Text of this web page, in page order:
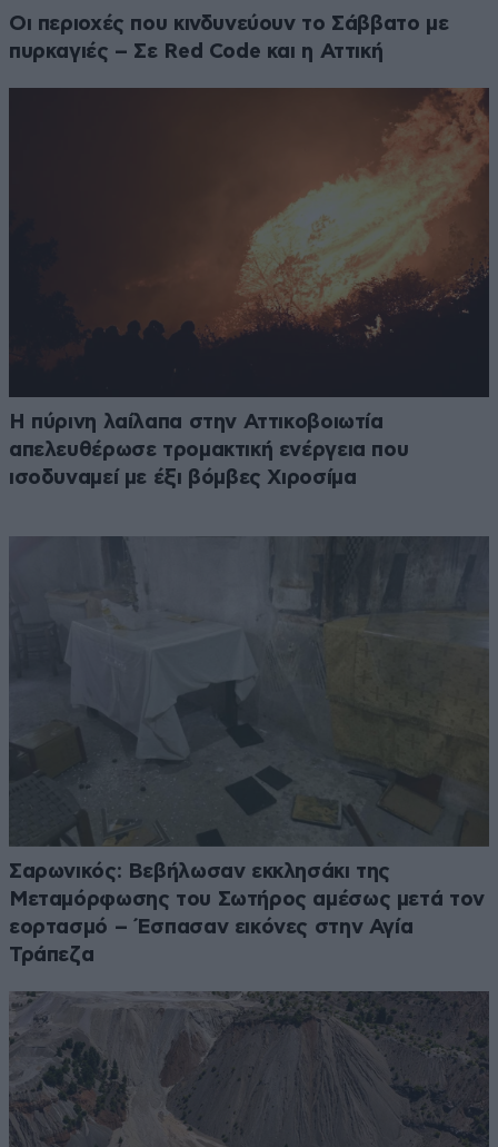
Οι περιοχές που κινδυνεύουν το Σάββατο με
πυρκαγιές – Σε Red Code και η Αττική
Η πύρινη λαίλαπα στην Αττικοβοιωτία
απελευθέρωσε τρομακτική ενέργεια που
ισοδυναμεί με έξι βόμβες Χιροσίμα
Σαρωνικός: Βεβήλωσαν εκκλησάκι της
Μεταμόρφωσης του Σωτήρος αμέσως μετά τον
εορτασμό – Έσπασαν εικόνες στην Αγία
Τράπεζα